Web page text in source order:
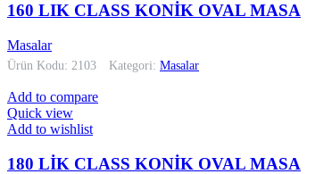
160 LIK CLASS KONİK OVAL MASA
Masalar
Ürün Kodu: 2103 Kategori: Masalar
Add to compare
Quick view
Add to wishlist
180 LİK CLASS KONİK OVAL MASA